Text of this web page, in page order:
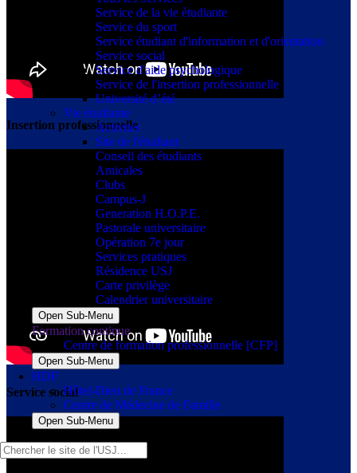
Service de la vie étudiante
Service du sport
Service étudiant d'information et d'orientation
Service social
Service d'aide psychologique
Service de l'insertion professionnelle
Université d’été
Vie étudiante
Activités
Site de l'étudiant
Conseil des étudiants
Amicales
Clubs
Campus-J
Generation H.O.P.E.
Pastorale universitaire
Opération 7e jour
Services pratiques
Résidence USJ
Carte privilège
Calendrier universitaire
Open Sub-Menu
Formation continue
Centre de formation professionnelle [CFP]
Open Sub-Menu
HDF
Hôtel-Dieu de France
Centre de Médecine de Famille
Open Sub-Menu
Insertion professionnelle
Service social